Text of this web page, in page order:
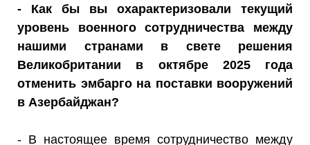
- Как бы вы охарактеризовали текущий
уровень военного сотрудничества между
нашими странами в свете решения
Великобритании в октябре 2025 года
отменить эмбарго на поставки вооружений
в Азербайджан?
- В настоящее время сотрудничество между